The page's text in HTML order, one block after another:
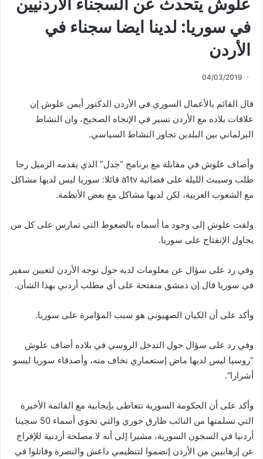
علوش يتحدث عن السجناء الاردنيين
في سوريا: لدينا ايضا سجناء في
الأردن
04/03/2019
قال القائم بالأعمال السوري في الأردن الدكتور أيمن علوش إن
علاقات بلاده مع الأردن تسير في الإتجاه الصحيح، وان النشاط
البرلماني بين البلدين تجاوز النشاط السياسي.
وأضاف علوش في مقابلة مع برنامج “جدل” الذي يقدمه الزميل رجا
طلب وسيبث الليلة على فضائية a1tv قائلا: سوريا ليس لديها مشاكل
مع الشعوب العربية، لكن لديها مشاكل مع بعض الأنظمة.
ولفت علوش إلى وجود ما أسماه بالضعوط التي تمارس على كل من
يحاول الإنفتاح على سوريا.
وفي رد على سؤال عن معلومات لديه حول توجه الأردن لتعيين سفير
في سوريا قال إن دمشق منفتحة على أي مطلب أردني بهذا الشأن.
وأكد على أن الكيان الصهيوني هو سبب المؤامرة على سوريا.
وفي رد على سؤال حول التدخل الروسي في بلاده أضاف علوش
“روسيا ليس لديها ماض إستعماري نخاف منه، وأصدقاء سوريا ليسو
أشرارا”.
وأكد على أن الحكومة السورية تتعاطى بإيجابية مع القائمة الأخيرة
التي تسلمتها من النائب طارق خوري والتي تحوي أسماء 50 سجينا
أردنيا في السجون السورية، مشيرا إلى أنه لا مصلحة أردنية للإفراج
عن إرهابيين من الأردن إنضموا لتنظيمي داعش والنصرة وقاتلوا في